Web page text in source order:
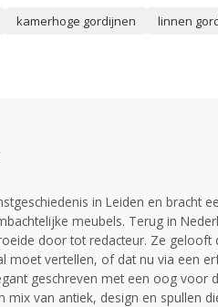
kamerhoge gordijnen linnen
in Leiden en bracht
meubels. Terug in
door tot redacteur. Ze
moet vertellen, of dat nu via een
geschreven met een oog
mix van antiek, design en spullen